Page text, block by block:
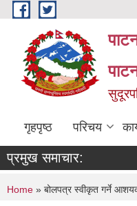
Skip to main content
गृहपृष्ठ परिचय
प्रमुख समाचार:
You are here
Home » बोलपत्र स्वीकृत गर्ने